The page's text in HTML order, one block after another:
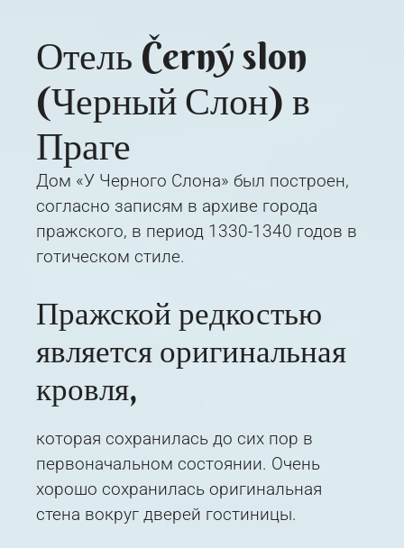
Отель Černý slon
(Черный Слон) в
Праге
Дом «У Черного Слона» был построен,
согласно записям в архиве города
пражского, в период 1330-1340 годов в
готическом стиле.
Пражской редкостью
является оригинальная
кровля,
которая сохранилась до сих пор в
первоначальном состоянии. Очень
хорошо сохранилась оригинальная
стена вокруг дверей гостиницы.